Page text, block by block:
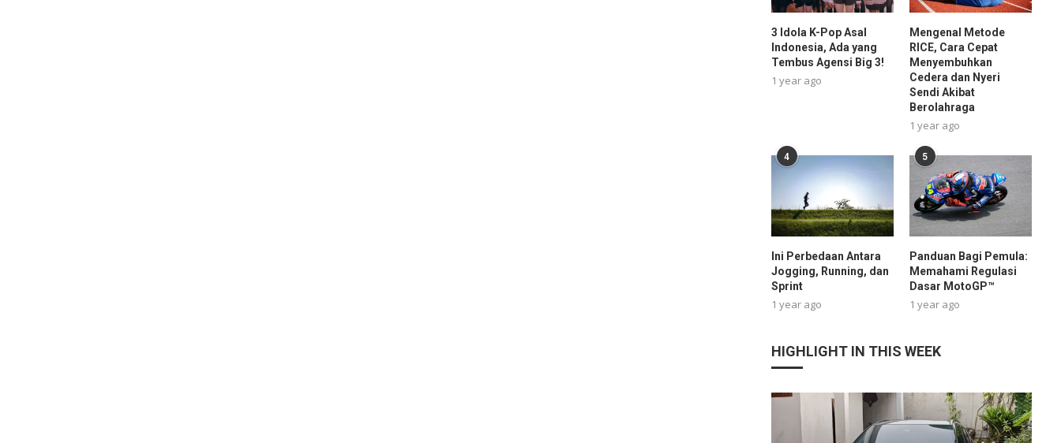
3 Idola K-Pop Asal
Indonesia, Ada yang
Tembus Agensi Big 3!
1 year ago
Mengenal Metode
RICE, Cara Cepat
Menyembuhkan
Cedera dan Nyeri
Sendi Akibat
Berolahraga
1 year ago
4
Ini Perbedaan Antara
Jogging, Running, dan
Sprint
1 year ago
5
Panduan Bagi Pemula:
Memahami Regulasi
Dasar MotoGP™
1 year ago
HIGHLIGHT IN THIS WEEK